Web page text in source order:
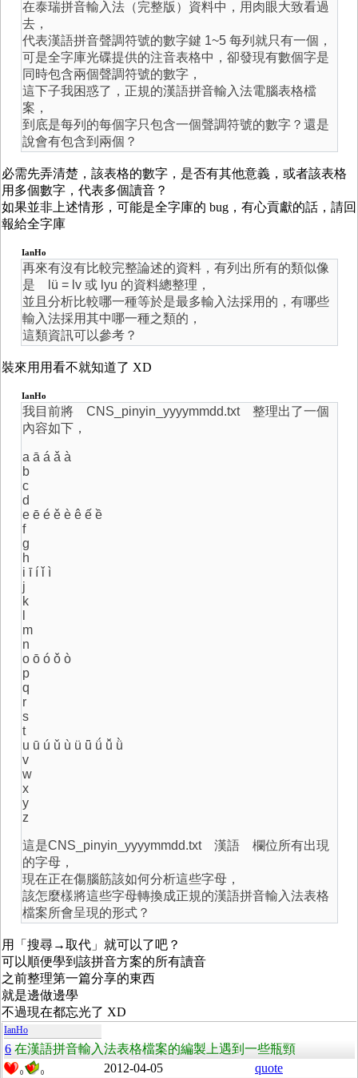
在泰瑞拼音輸入法（完整版）資料中，用肉眼大致看過
去，
代表漢語拼音聲調符號的數字鍵 1~5 每列就只有一個，
可是全字庫光碟提供的注音表格中，卻發現有數個字是
同時包含兩個聲調符號的數字，
這下子我困惑了，正規的漢語拼音輸入法電腦表格檔
案，
到底是每列的每個字只包含一個聲調符號的數字？還是
說會有包含到兩個？
必需先弄清楚，該表格的數字，是否有其他意義，或者該表格
用多個數字，代表多個讀音？
如果並非上述情形，可能是全字庫的 bug，有心貢獻的話，請回
報給全字庫
IanHo
再來有沒有比較完整論述的資料，有列出所有的類似像
是 lü = lv 或 lyu 的資料總整理，
並且分析比較哪一種等於是最多輸入法採用的，有哪些
輸入法採用其中哪一種之類的，
這類資訊可以參考？
裝來用用看不就知道了 XD
IanHo
我目前將 CNS_pinyin_yyyymmdd.txt 整理出了一個
內容如下，
a ā á ǎ à
b
c
d
e ē é ě è ê ế ề
f
g
h
i ī í ǐ ì
j
k
m
n
o ō ó ǒ ò
p
q
r
s
t
u ū ú ǔ ù ü ǖ ǘ ǚ ǜ
v
w
x
y
z
這是CNS_pinyin_yyyymmdd.txt 漢語 欄位所有出現
的字母，
現在正在傷腦筋該如何分析這些字母，
該怎麼樣將這些字母轉換成正規的漢語拼音輸入法表格
檔案所會呈現的形式？
用「搜尋→取代」就可以了吧？
可以順便學到該拼音方案的所有讀音
之前整理第一篇分享的東西
就是邊做邊學
不過現在都忘光了 XD
IanHo
6 在漢語拼音輸入法表格檔案的編製上遇到一些瓶頸
0 0 2012-04-05 quote